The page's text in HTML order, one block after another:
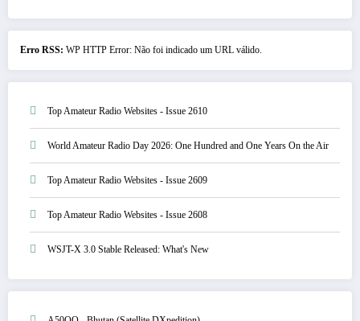
Erro RSS: WP HTTP Error: Não foi indicado um URL válido.
Top Amateur Radio Websites - Issue 2610
World Amateur Radio Day 2026: One Hundred and One Years On the Air
Top Amateur Radio Websites - Issue 2609
Top Amateur Radio Websites - Issue 2608
WSJT-X 3.0 Stable Released: What's New